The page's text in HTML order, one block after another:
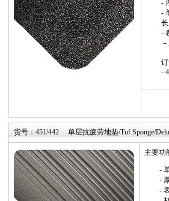
-
-
-
-
货号：451/442 单层抗疲劳地垫/Tuf Sponge/
主要功
-
-
-